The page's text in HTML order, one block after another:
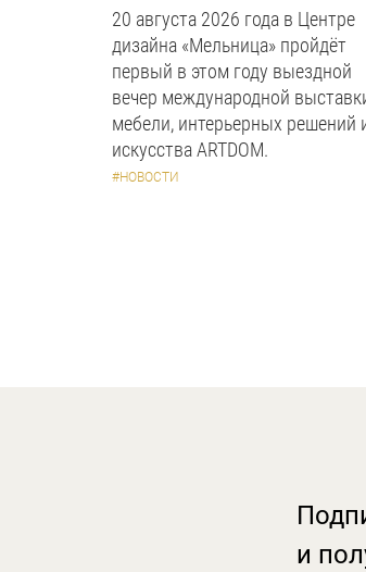
20 августа 2026 года в Центре
дизайна «Мельница» пройдёт
первый в этом году выездной
вечер международной
мебели, интерьерных решений
искусства ARTDOM.
#НОВОСТИ
и